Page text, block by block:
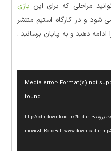
مراحلی که برای این بازی
شود و در کارگاه استیم منتشر
ادامه دهید و به پایان برسانید .
Media error: Format(s) not
found
دریافت پرونده: http://cdn.download.ir/?b=dlir-